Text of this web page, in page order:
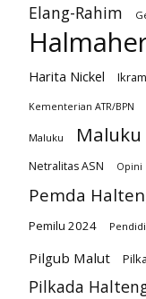
Elang-Rahim
Harita Nickel
Kementerian ATR/BPN
Maluku
Netralitas ASN Opini
Pemda
Pemilu 2024
Pilgub Malut
Pilkada